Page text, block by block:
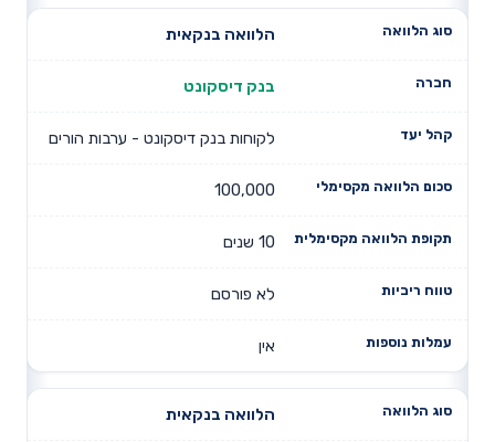
הלוואה בנקאית
בנק דיסקונט
לקוחות בנק דיסקונט - ערבות הורים
100,000
10 שנים
לא פורסם
אין
הלוואה בנקאית